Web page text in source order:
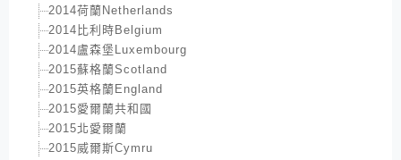
2014荷蘭Netherlands
2014比利時Belgium
2014盧森堡Luxembourg
2015蘇格蘭Scotland
2015英格蘭England
2015愛爾蘭共和國
2015北愛爾蘭
2015威爾斯Cymru